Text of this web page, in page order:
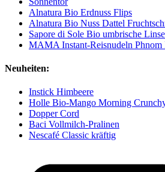
Alnatura Bio Erdnuss Flips
Alnatura Bio Nuss Dattel
Sapore di Sole Bio umbrische
MAMA Instant-Reisnudeln Phnom
Neuheiten:
Instick Himbeere
Holle Bio-Mango Morning
Dopper Cord
Baci Vollmilch-Pralinen
Nescafé Classic kräftig